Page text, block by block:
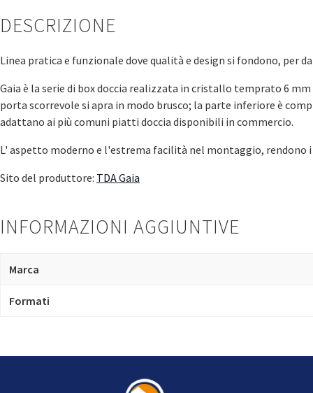
DESCRIZIONE
Linea pratica e funzionale dove qualità e design si fondono, per
Gaia è la serie di box doccia realizzata in cristallo temprato 6
porta scorrevole si apra in modo brusco; la parte inferiore è
adattano ai più comuni piatti doccia disponibili in commercio.
L' aspetto moderno e l'estrema facilità nel montaggio,
Sito del produttore: TDA Gaia
INFORMAZIONI AGGIUNTIVE
Marca
Formati